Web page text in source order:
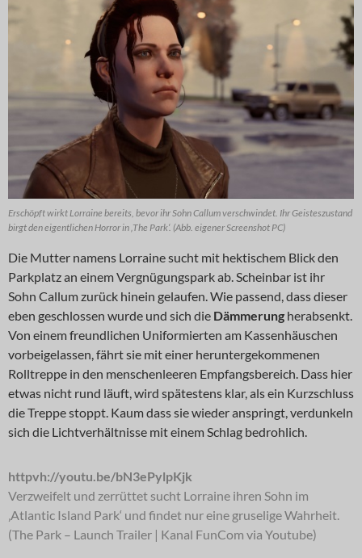
Erschöpft wirkt Lorraine bereits, bevor ihr Sohn Callum verschwindet. Ihr Geisteszustand
birgt den eigentlichen Horror in ‚The Park‘. (Abb. eigener Screenshot PC)
Die Mutter namens Lorraine sucht mit hektischem Blick den
Parkplatz an einem Vergnügungspark ab. Scheinbar ist ihr
Sohn Callum zurück hinein gelaufen. Wie passend, dass dieser
eben geschlossen wurde und sich die Dämmerung herabsenkt.
Von einem freundlichen Uniformierten am Kassenhäuschen
vorbeigelassen, fährt sie mit einer heruntergekommenen
Rolltreppe in den menschenleeren Empfangsbereich. Dass hier
etwas nicht rund läuft, wird spätestens klar, als ein Kurzschluss
die Treppe stoppt. Kaum dass sie wieder anspringt, verdunkeln
sich die Lichtverhältnisse mit einem Schlag bedrohlich.
httpvh://youtu.be/bN3ePylpKjk
Verzweifelt und zerrüttet sucht Lorraine ihren Sohn im
‚Atlantic Island Park‘ und findet nur eine gruselige Wahrheit.
(The Park – Launch Trailer | Kanal FunCom via Youtube)